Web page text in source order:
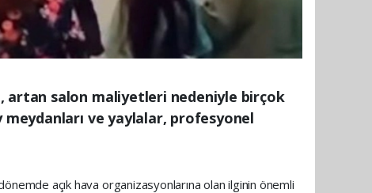
artan salon maliyetleri nedeniyle birçok
ve yaylalar, profesyonel
açık hava organizasyonlarına olan ilginin önemli